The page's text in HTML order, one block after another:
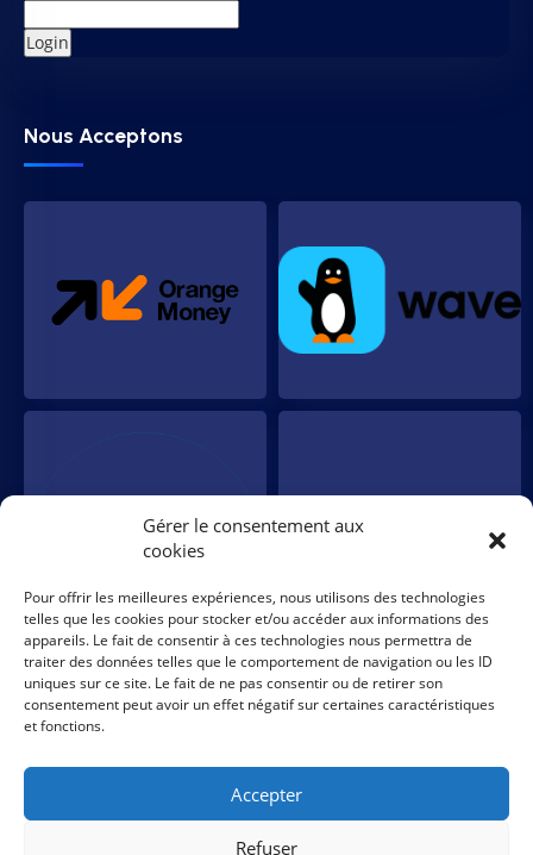
Gérer le consentement aux
cookies
Pour offrir les meilleures expériences, nous utilisons des technologies
telles que les cookies pour stocker et/ou accéder aux informations des
appareils. Le fait de consentir à ces technologies nous permettra de
traiter des données telles que le comportement de navigation ou les ID
uniques sur ce site. Le fait de ne pas consentir ou de retirer son
consentement peut avoir un effet négatif sur certaines caractéristiques
et fonctions.
Accepter
Refuser
Nous Acceptons​
Suivez nous sur